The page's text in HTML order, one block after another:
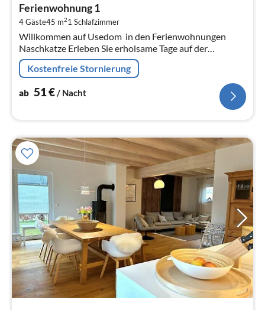
Ferienwohnung 1
4 Gäste45 m21 Schlafzimmer
Willkommen auf Usedom  in den Ferienwohnungen
Naschkatze Erleben Sie erholsame Tage auf der
Sonneninsel Usedom in den Ferienwohnungen
Naschkatze im idyllischen Ort Krummin.
Kostenfreie Stornierung
ab 51€/ Nacht